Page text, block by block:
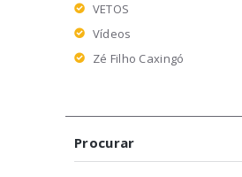
VETOS
Vídeos
Zé Filho Caxingó
Procurar